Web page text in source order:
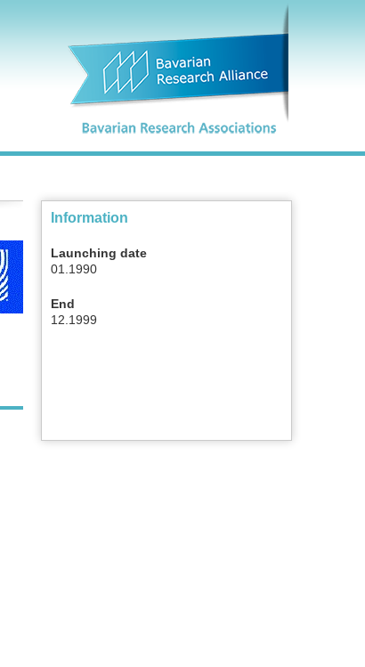
Information
Launching date
01.1990
End
12.1999